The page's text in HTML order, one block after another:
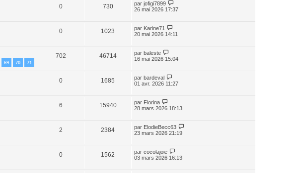
0 730 par jofigi7899
26 mai 2026 17:37
0 1023 par Karine71
20 mai 2026 14:11
69 70 71
702 46714 par baleste
16 mai 2026 15:04
0 1685 par bardeval
01 avr. 2026 11:27
6 15940 par Florina
28 mars 2026 18:13
2 2384 par ElodieBecc63
23 mars 2026 21:19
0 1562 par cocolajoie
03 mars 2026 16:13